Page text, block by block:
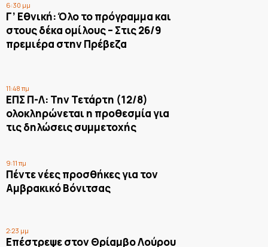
6:30 μμ
Γ’ Εθνική: Όλο το πρόγραμμα και
στους δέκα ομίλους – Στις 26/9
πρεμιέρα στην Πρέβεζα
11:48 πμ
ΕΠΣ Π-Λ: Την Τετάρτη (12/8)
ολοκληρώνεται η προθεσμία για
τις δηλώσεις συμμετοχής
9:11 πμ
Πέντε νέες προσθήκες για τον
Αμβρακικό Βόνιτσας
2:23 μμ
Επέστρεψε στον Θρίαμβο Λούρου